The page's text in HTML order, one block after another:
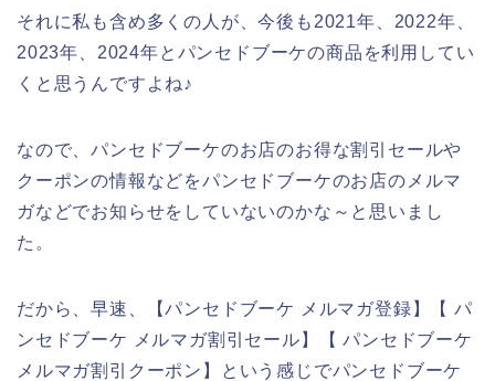
それに私も含め多くの人が、今後も2021年、2022年、
2023年、2024年とパンセドブーケの商品を利用してい
くと思うんですよね♪
なので、パンセドブーケのお店のお得な割引セールや
クーポンの情報などをパンセドブーケのお店のメルマ
ガなどでお知らせをしていないのかな～と思いまし
た。
だから、早速、【パンセドブーケ メルマガ登録】【 パ
ンセドブーケ メルマガ割引セール】【 パンセドブーケ
メルマガ割引クーポン】という感じでパンセドブーケ